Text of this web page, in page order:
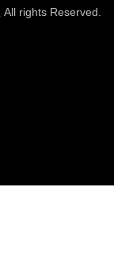
rights Reserved.